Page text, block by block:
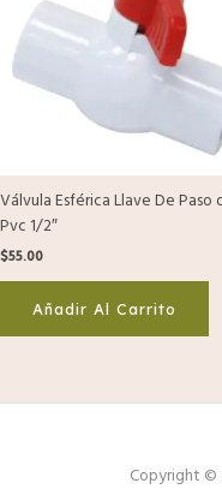
Válvula Esférica Llave De Paso
Pvc 1/2″
$55.00
Añadir Al Carrito
Copyright ©